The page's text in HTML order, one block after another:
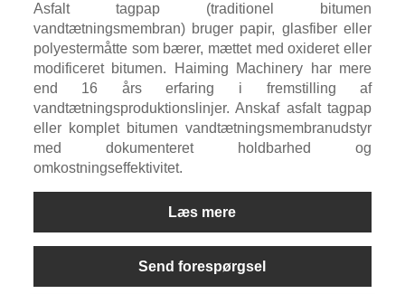
Asfalt tagpap (traditionel bitumen
vandtætningsmembran) bruger papir, glasfiber eller
polyestermåtte som bærer, mættet med oxideret eller
modificeret bitumen. Haiming Machinery har mere
end 16 års erfaring i fremstilling af
vandtætningsproduktionslinjer. Anskaf asfalt tagpap
eller komplet bitumen vandtætningsmembranudstyr
med dokumenteret holdbarhed og
omkostningseffektivitet.
Læs mere
Send forespørgsel